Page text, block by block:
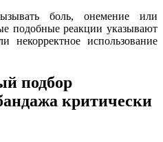
боль, онемение или
подобные реакции указывают
использование
подбор
критически